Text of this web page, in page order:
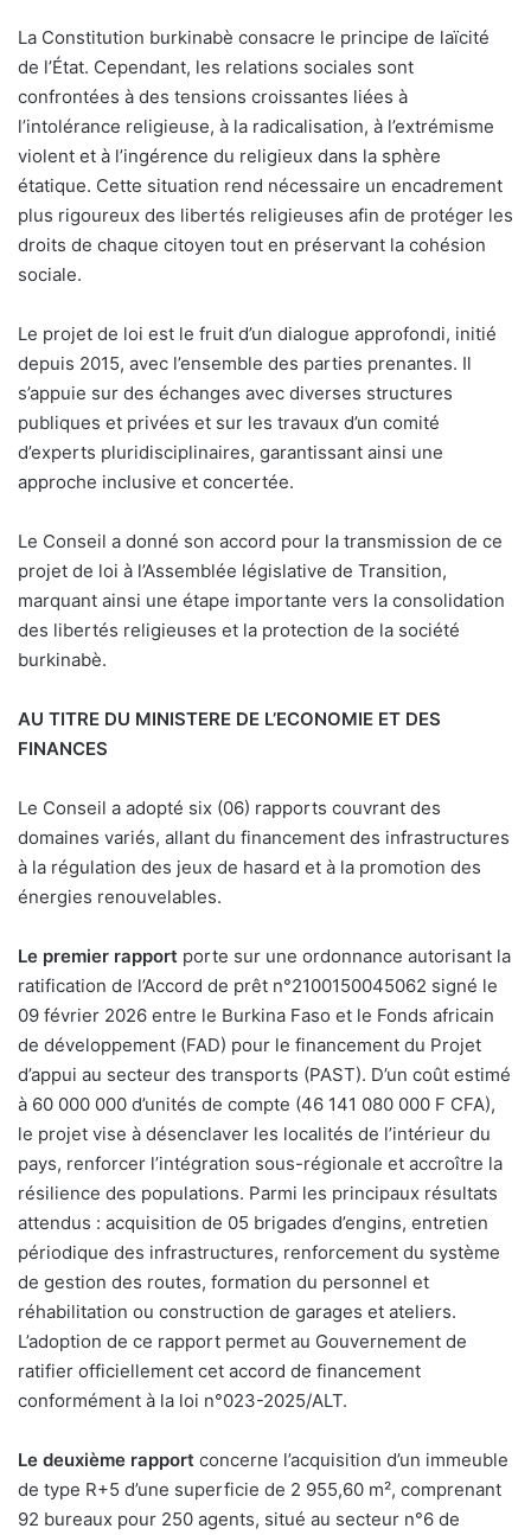
La Constitution burkinabè consacre le principe de laïcité
de l’État. Cependant, les relations sociales sont
confrontées à des tensions croissantes liées à
l’intolérance religieuse, à la radicalisation, à l’extrémisme
violent et à l’ingérence du religieux dans la sphère
étatique. Cette situation rend nécessaire un encadrement
plus rigoureux des libertés religieuses afin de protéger les
droits de chaque citoyen tout en préservant la cohésion
sociale.
Le projet de loi est le fruit d’un dialogue approfondi, initié
depuis 2015, avec l’ensemble des parties prenantes. Il
s’appuie sur des échanges avec diverses structures
publiques et privées et sur les travaux d’un comité
d’experts pluridisciplinaires, garantissant ainsi une
approche inclusive et concertée.
Le Conseil a donné son accord pour la transmission de ce
projet de loi à l’Assemblée législative de Transition,
marquant ainsi une étape importante vers la consolidation
des libertés religieuses et la protection de la société
burkinabè.
AU TITRE DU MINISTERE DE L’ECONOMIE ET DES
FINANCES
Le Conseil a adopté six (06) rapports couvrant des
domaines variés, allant du financement des infrastructures
à la régulation des jeux de hasard et à la promotion des
énergies renouvelables.
Le premier rapport porte sur une ordonnance autorisant la
ratification de l’Accord de prêt n°2100150045062 signé le
09 février 2026 entre le Burkina Faso et le Fonds africain
de développement (FAD) pour le financement du Projet
d’appui au secteur des transports (PAST). D’un coût estimé
à 60 000 000 d’unités de compte (46 141 080 000 F CFA),
le projet vise à désenclaver les localités de l’intérieur du
pays, renforcer l’intégration sous-régionale et accroître la
résilience des populations. Parmi les principaux résultats
attendus : acquisition de 05 brigades d’engins, entretien
périodique des infrastructures, renforcement du système
de gestion des routes, formation du personnel et
réhabilitation ou construction de garages et ateliers.
L’adoption de ce rapport permet au Gouvernement de
ratifier officiellement cet accord de financement
conformément à la loi n°023-2025/ALT.
Le deuxième rapport concerne l’acquisition d’un immeuble
de type R+5 d’une superficie de 2 955,60 m², comprenant
92 bureaux pour 250 agents, situé au secteur n°6 de